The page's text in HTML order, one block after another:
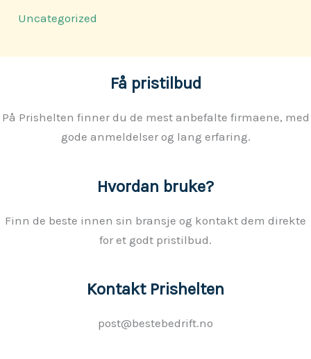
Uncategorized
Få pristilbud
På Prishelten finner du de mest anbefalte firmaene, med
gode anmeldelser og lang erfaring.
Hvordan bruke?
Finn de beste innen sin bransje og kontakt dem direkte
for et godt pristilbud.
Kontakt Prishelten
post@bestebedrift.no